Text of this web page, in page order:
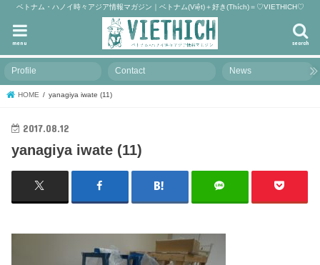
ベトナム・ハノイ時々アジア情報マガジン｜ベトナム(Việt)＋好き(Thích)＝♡VIETHICH♡
search
menu
Profile Contact News
HOME yanagiya iwate (11)
2017.08.12
yanagiya iwate (11)